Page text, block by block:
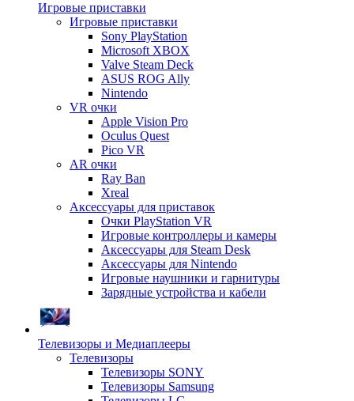
Игровые приставки
Игровые приставки
Sony PlayStation
Microsoft XBOX
Valve Steam Deck
ASUS ROG Ally
Nintendo
VR очки
Apple Vision Pro
Oculus Quest
Pico VR
AR очки
Ray Ban
Xreal
Аксессуары для приставок
Очки PlayStation VR
Игровые контроллеры и камеры
Аксессуары для Steam Desk
Аксессуары для Nintendo
Игровые наушники и гарнитуры
Зарядные устройства и кабели
Телевизоры и Медиаплееры
Телевизоры
Телевизоры SONY
Телевизоры Samsung